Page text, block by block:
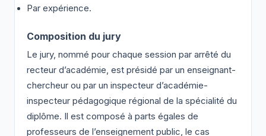
Par expérience.
Composition du jury
Le jury, nommé pour chaque session par arrêté du
recteur d’académie, est présidé par un enseignant-
chercheur ou par un inspecteur d’académie-
inspecteur pédagogique régional de la spécialité du
diplôme. Il est composé à parts égales de
professeurs de l’enseignement public, le cas